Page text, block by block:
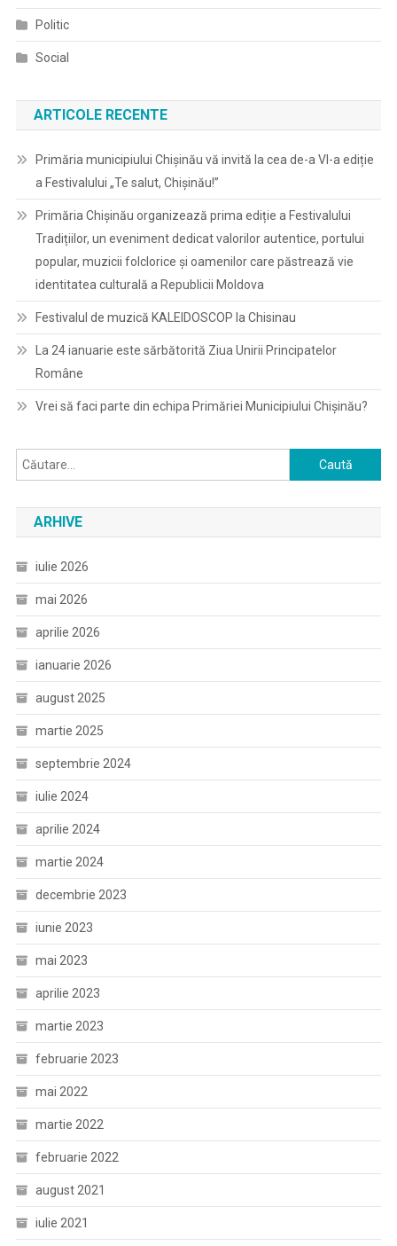
Politic
Social
ARTICOLE RECENTE
Primăria municipiului Chișinău vă invită la cea de-a VI-a ediție
a Festivalului „Te salut, Chișinău!”
Primăria Chișinău organizează prima ediție a Festivalului
Tradițiilor, un eveniment dedicat valorilor autentice, portului
popular, muzicii folclorice și oamenilor care păstrează vie
identitatea culturală a Republicii Moldova
Festivalul de muzică KALEIDOSCOP la Chisinau
La 24 ianuarie este sărbătorită Ziua Unirii Principatelor
Române
Vrei să faci parte din echipa Primăriei Municipiului Chișinău?
Caută
după:
ARHIVE
iulie 2026
mai 2026
aprilie 2026
ianuarie 2026
august 2025
martie 2025
septembrie 2024
iulie 2024
aprilie 2024
martie 2024
decembrie 2023
iunie 2023
mai 2023
aprilie 2023
martie 2023
februarie 2023
mai 2022
martie 2022
februarie 2022
august 2021
iulie 2021